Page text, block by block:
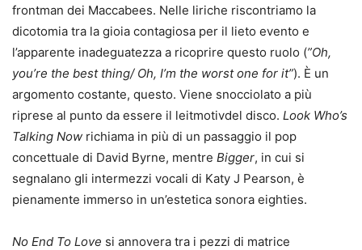
frontman dei Maccabees. Nelle liriche riscontriamo la
dicotomia tra la gioia contagiosa per il lieto evento e
l’apparente inadeguatezza a ricoprire questo ruolo (”Oh,
you’re the best thing/ Oh, I’m the worst one for it”). È un
argomento costante, questo. Viene snocciolato a più
riprese al punto da essere il leitmotivdel disco. Look Who’s
Talking Now richiama in più di un passaggio il pop
concettuale di David Byrne, mentre Bigger, in cui si
segnalano gli intermezzi vocali di Katy J Pearson, è
pienamente immerso in un’estetica sonora eighties.
No End To Love si annovera tra i pezzi di matrice